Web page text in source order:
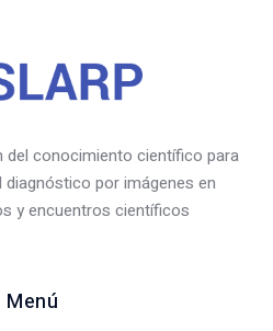
del conocimiento científico para
por imágenes en
y encuentros científicos
Menú